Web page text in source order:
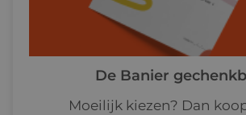
De Banier
Moeilijk kiezen? Dan